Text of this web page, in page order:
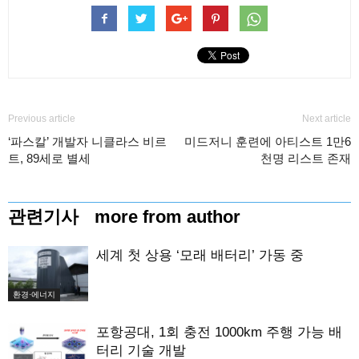
Previous article
‘파스칼’ 개발자 니클라스 비르
트, 89세로 별세
Next article
미드저니 훈련에 아티스트 1만6
천명 리스트 존재
관련기사 more from author
환경·에너지
세계 첫 상용 ‘모래 배터리’ 가동 중
포항공대, 1회 충전 1000km 주행 가능 배
터리 기술 개발